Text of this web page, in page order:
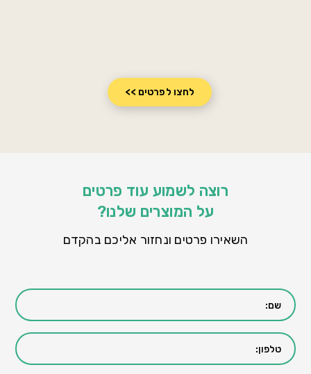
לחצו לפרטים >>
רוצה לשמוע עוד פרטים
על המוצרים שלנו?
השאירו פרטים ונחזור אליכם בהקדם